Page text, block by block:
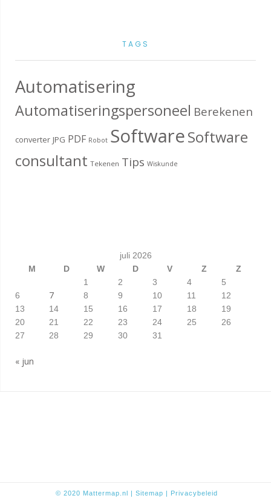
TAGS
Automatisering
Automatiseringspersoneel Berekenen
converter JPG PDF Robot SoftwareSoftware
consultant Tekenen Tips Wiskunde
juli 2026
M
D W D V Z
Z
1
2 3 4
5
6
7 8 9 10 11
12
13
14 15 16 17 18
19
20
21 22 23 24 25
26
27
28 29 30 31
« jun
© 2020 Mattermap.nl | Sitemap | Privacybeleid